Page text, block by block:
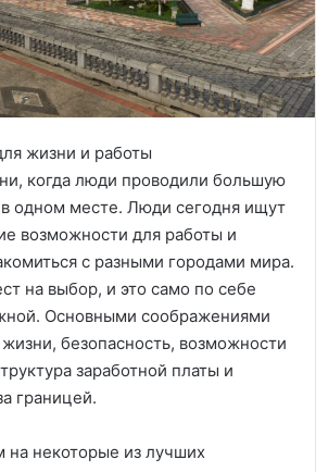
когда люди проводили большую
одном месте. Люди сегодня ищут
возможности для работы и
с разными городами мира.
на выбор, и это само по себе
Основными соображениями
безопасность, возможности
заработной платы и
границей.
на некоторые из лучших